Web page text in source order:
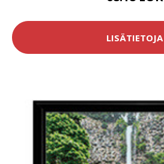
LISÄTIETOJA